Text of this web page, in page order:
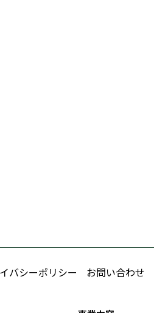
バシーポリシー お問い合わせ